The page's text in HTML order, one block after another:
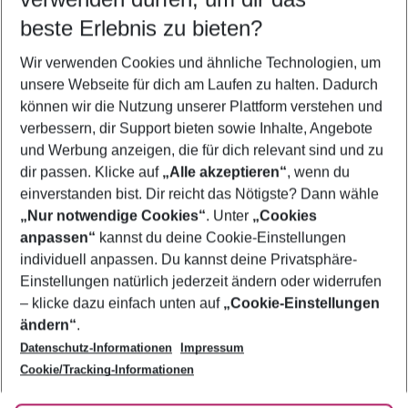
5-8 Nächte
2 Erwachsene Keine Kinder
Mehr Filter anzeigen
Footer
Footer navigation
Über uns
AGB
Bestpreisgarantie
Cookie-Einstellungen ändern
Cookie-Richtlinie
Agenturbetreuung
Barrierefreies Reisen
Folge uns
beste Erlebnis zu bieten?
Wir verwenden Cookies und ähnliche Technologien, um
unsere Webseite für dich am Laufen zu halten. Dadurch
können wir die Nutzung unserer Plattform verstehen und
verbessern, dir Support bieten sowie Inhalte, Angebote
und Werbung anzeigen, die für dich relevant sind und zu
dir passen. Klicke auf „Alle akzeptieren“, wenn du
einverstanden bist. Dir reicht das Nötigste? Dann wähle
„Nur notwendige Cookies“. Unter „Cookies
anpassen“ kannst du deine Cookie-Einstellungen
individuell anpassen. Du kannst deine Privatsphäre-
Einstellungen natürlich jederzeit ändern oder widerrufen
– klicke dazu einfach unten auf „Cookie-Einstellungen
ändern“.
Datenschutz-Informationen
Impressum
Cookie/Tracking-Informationen